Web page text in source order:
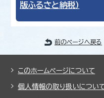
版ふるさと納税）
前のページへ戻る
このホームページについて
個人情報の取り扱いについ